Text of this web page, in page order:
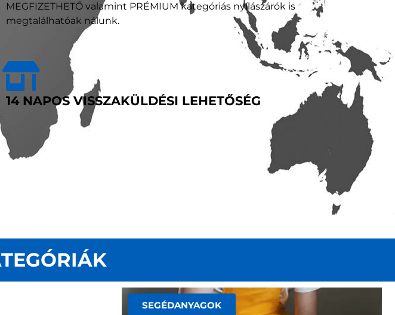
MEGFIZETHETŐ valamint PRÉMIUM kategóriás nyílászárók is
megtalálhatóak nálunk.
14 NAPOS VISSZAKÜLDÉSI LEHETŐSÉG
SEGÉDANYAGOK